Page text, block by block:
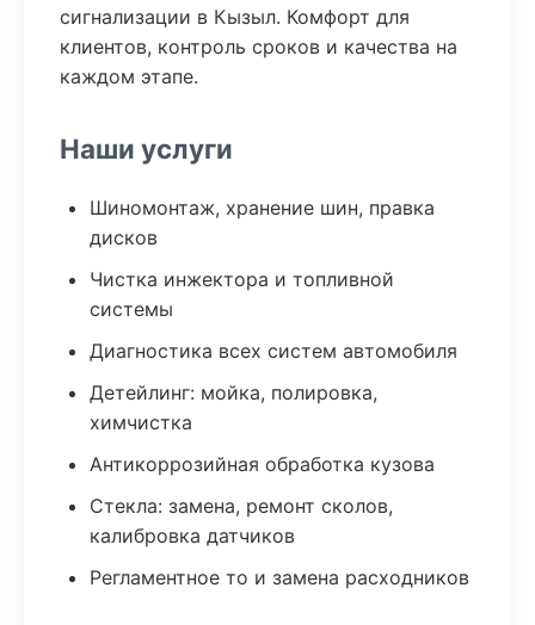
сигнализации в Кызыл. Комфорт для
клиентов, контроль сроков и качества на
каждом этапе.
Наши услуги
Шиномонтаж, хранение шин, правка
дисков
Чистка инжектора и топливной
системы
Диагностика всех систем автомобиля
Детейлинг: мойка, полировка,
химчистка
Антикоррозийная обработка кузова
Стекла: замена, ремонт сколов,
калибровка датчиков
Регламентное то и замена расходников